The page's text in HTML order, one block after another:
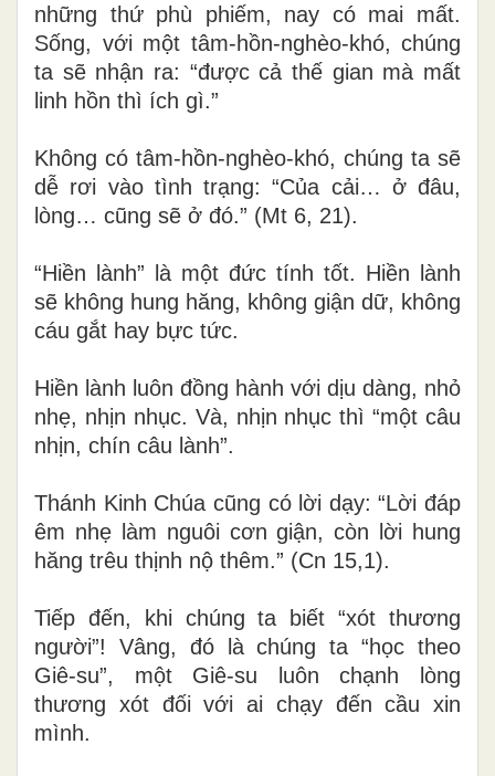
những thứ phù phiếm, nay có mai mất.
Sống, với một tâm-hồn-nghèo-khó, chúng
ta sẽ nhận ra: “được cả thế gian mà mất
linh hồn thì ích gì.”
Không có tâm-hồn-nghèo-khó, chúng ta sẽ
dễ rơi vào tình trạng: “Của cải… ở đâu,
lòng… cũng sẽ ở đó.” (Mt 6, 21).
“Hiền lành” là một đức tính tốt. Hiền lành
sẽ không hung hăng, không giận dữ, không
cáu gắt hay bực tức.
Hiền lành luôn đồng hành với dịu dàng, nhỏ
nhẹ, nhịn nhục. Và, nhịn nhục thì “một câu
nhịn, chín câu lành”.
Thánh Kinh Chúa cũng có lời dạy: “Lời đáp
êm nhẹ làm nguôi cơn giận, còn lời hung
hăng trêu thịnh nộ thêm.” (Cn 15,1).
Tiếp đến, khi chúng ta biết “xót thương
người”! Vâng, đó là chúng ta “học theo
Giê-su”, một Giê-su luôn chạnh lòng
thương xót đối với ai chạy đến cầu xin
mình.